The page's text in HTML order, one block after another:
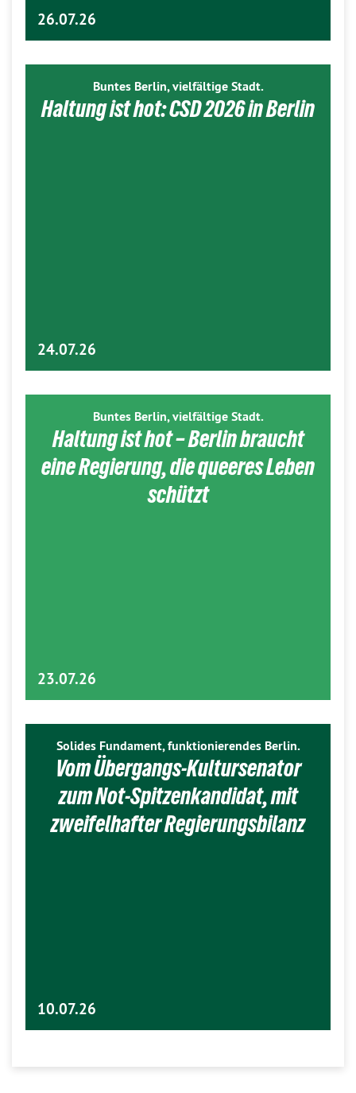
26.07.26
Buntes Berlin, vielfältige Stadt.
Haltung ist hot: CSD 2026 in Berlin
24.07.26
Buntes Berlin, vielfältige Stadt.
Haltung ist hot – Berlin braucht
eine Regierung, die queeres Leben
schützt
23.07.26
Solides Fundament, funktionierendes Berlin.
Vom Übergangs-Kultursenator
zum Not-Spitzenkandidat, mit
zweifelhafter Regierungsbilanz
10.07.26